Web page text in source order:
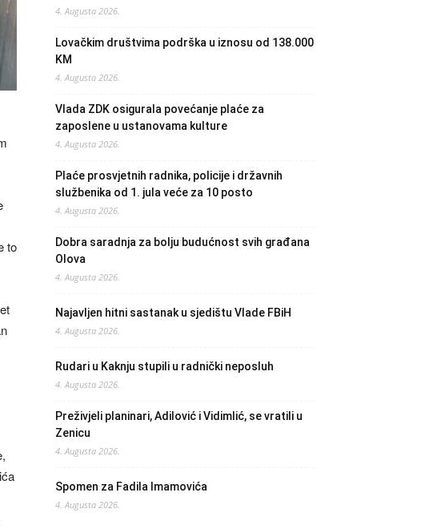
to
4. Augusta 2026.
Lovačkim društvima podrška u iznosu od 138.000
KM
4. Augusta 2026.
Vlada ZDK osigurala povećanje plaće za
zaposlene u ustanovama kulture
4. Augusta 2026.
Plaće prosvjetnih radnika, policije i državnih
službenika od 1. jula veće za 10 posto
4. Augusta 2026.
Dobra saradnja za bolju budućnost svih građana
Olova
4. Augusta 2026.
Najavljen hitni sastanak u sjedištu Vlade FBiH
4. Augusta 2026.
Rudari u Kaknju stupili u radnički neposluh
4. Augusta 2026.
Preživjeli planinari, Adilović i Vidimlić, se vratili u
Zenicu
4. Augusta 2026.
Spomen za Fadila Imamovića
4. Augusta 2026.